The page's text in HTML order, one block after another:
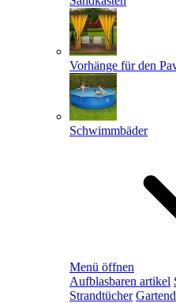
Vorhänge für den
Schwimmbäder
Menü öffnen
Aufblasbaren artikel
Strandtücher